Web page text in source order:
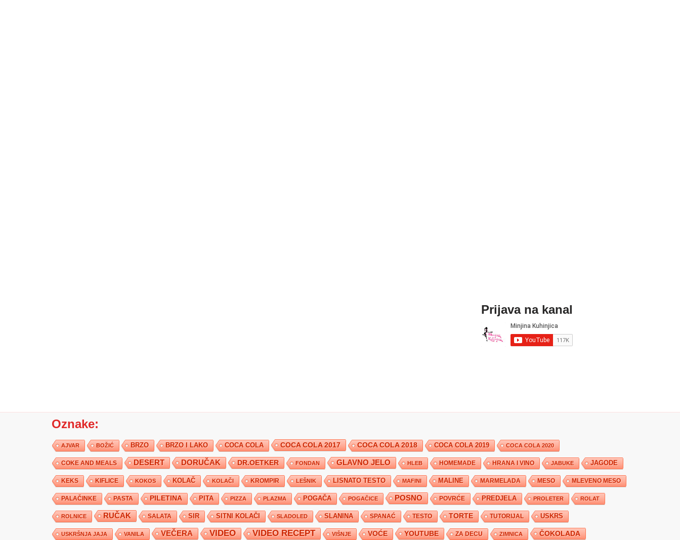
Prijava na kanal
Oznake:
AJVAR BOŽIĆ BRZO BRZO I LAKO COCA COLA COCA COLA 2017 COCA COLA 2018 COCA COLA 2019 COCA COLA 2020
COKE AND MEALS DESERT DORUČAK DR.OETKER FONDAN GLAVNO JELO HLEB HOMEMADE HRANA I VINO JABUKE JAGODE
KEKS KIFLICE KOKOS KOLAČ KOLAČI KROMPIR LEŠNIK LISNATO TESTO MAFINI MALINE MARMELADA MESO MLEVENO MESO
PALAČINKE PASTA PILETINA PITA PIZZA PLAZMA POGAČA POGAČICE POSNO POVRĆE PREDJELA PROLETER ROLAT
ROLNICE RUČAK SALATA SIR SITNI KOLAČI SLADOLED SLANINA SPANAĆ TESTO TORTE TUTORIJAL USKRS
USKRŠNJA JAJA VANILA VEČERA VIDEO VIDEO RECEPT VIŠNJE VOĆE YOUTUBE ZA DECU ZIMNICA ČOKOLADA